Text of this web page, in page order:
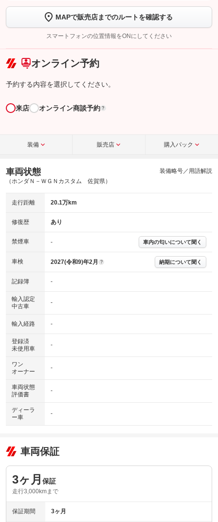
トーク画面で
ボタンをタップして問い合わせを
完了してください。
こちら
MAPで販売店までのルートを確認する
スマートフォンの位置情報をONにしてください
オンライン予約
予約する内容を選択してください。
来店 オンライン商談予約 ?
装備 販売店 購入パック
車両状態
（ホンダＮ－ＷＧＮカスタム 佐賀県）
装備略号／用語解説
走行距離 20.1万km
修復歴 あり
禁煙車 - 車内の匂いについて聞く
車検 2027(令和9)年2月 ? 納期について聞く
記録簿 -
輸入認定
中古車
-
輸入経路 -
登録済
未使用車
-
ワン
オーナー
-
車両状態
評価書
-
ディーラ
ー車
-
車両保証
3ヶ月 保証
走行3,000kmまで
保証期間 3ヶ月